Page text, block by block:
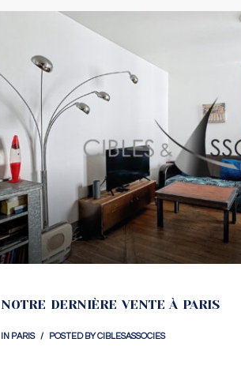
NOTRE DERNIÈRE VENTE À PARIS
IN PARIS POSTED BYCIBLESASSOCIES